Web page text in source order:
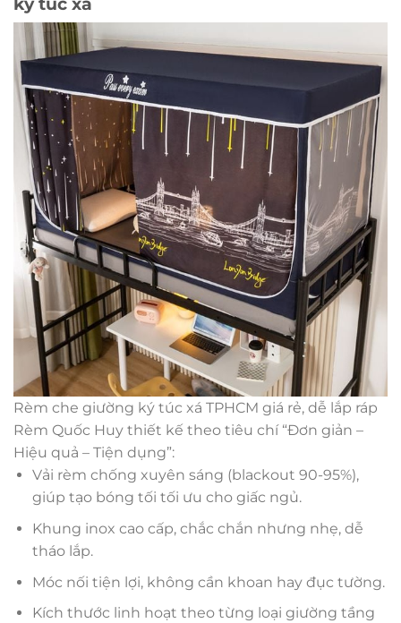
Rèm che giường ký túc xá TPHCM giá rẻ, dễ lắp ráp
Rèm Quốc Huy thiết kế theo tiêu chí “Đơn giản –
Hiệu quả – Tiện dụng”:
Vải rèm chống xuyên sáng (blackout 90-95%),
giúp tạo bóng tối tối ưu cho giấc ngủ.
Khung inox cao cấp, chắc chắn nhưng nhẹ, dễ
tháo lắp.
Móc nối tiện lợi, không cần khoan hay đục tường.
Kích thước linh hoạt theo từng loại giường tầng